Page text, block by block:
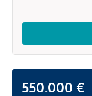
550.000 €